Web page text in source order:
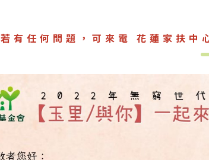
若有任何問題，可來電 花蓮家扶